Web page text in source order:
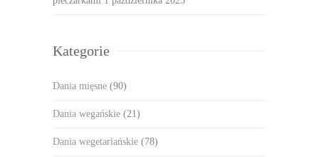
Kategorie
Dania mięsne (90)
Dania wegańskie (21)
Dania wegetariańskie (78)